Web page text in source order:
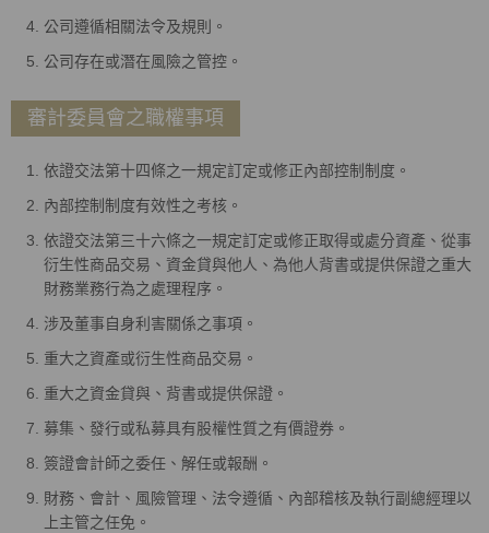
公司遵循相關法令及規則。
公司存在或潛在風險之管控。
審計委員會之職權事項
依證交法第十四條之一規定訂定或修正內部控制制度。
內部控制制度有效性之考核。
依證交法第三十六條之一規定訂定或修正取得或處分資產、從事
衍生性商品交易、資金貸與他人、為他人背書或提供保證之重大
財務業務行為之處理程序。
涉及董事自身利害關係之事項。
重大之資產或衍生性商品交易。
重大之資金貸與、背書或提供保證。
募集、發行或私募具有股權性質之有價證券。
簽證會計師之委任、解任或報酬。
財務、會計、風險管理、法令遵循、內部稽核及執行副總經理以
上主管之任免。